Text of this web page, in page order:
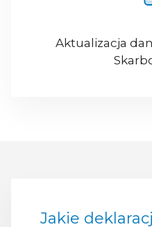
Aktualizacja
Jakie